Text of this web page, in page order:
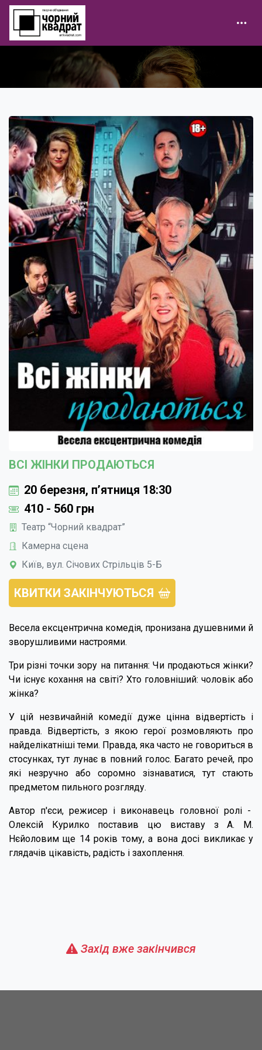
ВСІ ЖІНКИ ПРОДАЮТЬСЯ
20 березня, пʼятниця 18:30
410 - 560 грн
Театр “Чорний квадрат”
Камерна сцена
Київ, вул. Січових Стрільців 5-Б
КВИТКИ ЗАКІНЧУЮТЬСЯ
Весела ексцентрична комедія, пронизана душевними й
зворушливими настроями.
Три різні точки зору на питання: Чи продаються жінки?
Чи існує кохання на світі? Хто головніший: чоловік або
жінка?
У цій незвичайній комедії дуже цінна відвертість і
правда. Відвертість, з якою герої розмовляють про
найделікатніші теми. Правда, яка часто не говориться в
стосунках, тут лунає в повний голос. Багато речей, про
які незручно або соромно зізнаватися, тут стають
предметом пильного розгляду.
Автор п'єси, режисер і виконавець головної ролі -
Олексій Курилко поставив цю виставу з А. М.
Нєйоловим ще 14 років тому, а вона досі викликає у
глядачів цікавість, радість і захоплення.
Захід вже закінчився